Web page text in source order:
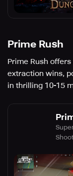
Prime Rush
Prime Rush
extraction wins,
in thrilling 10-15